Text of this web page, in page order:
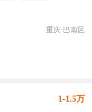
重庆·巴南区
1-1.5万